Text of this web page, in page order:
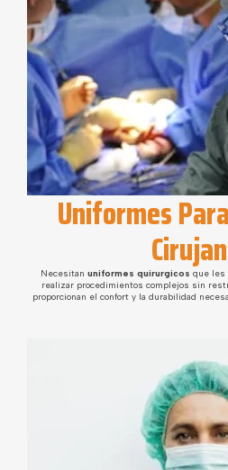
Uniformes
Necesitan uniformes quirurgicos que les
realizar procedimientos complejos sin
proporcionan el confort y la durabilidad